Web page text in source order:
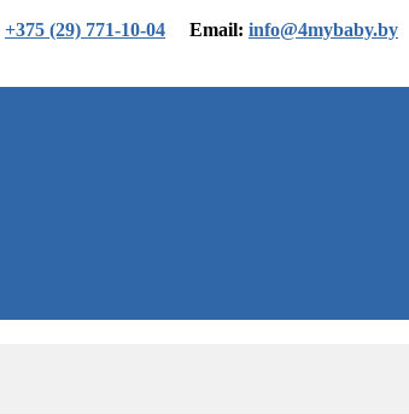
+375 (29) 771-10-04 Еmail: info@4mybaby.by